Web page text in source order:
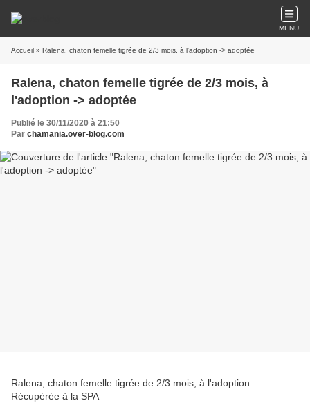
MENU
Accueil » Ralena, chaton femelle tigrée de 2/3 mois, à l'adoption -> adoptée
Ralena, chaton femelle tigrée de 2/3 mois, à
l'adoption -> adoptée
Publié le 30/11/2020 à 21:50
Par chamania.over-blog.com
Ralena, chaton femelle tigrée de 2/3 mois, à l'adoption
Récupérée à la SPA